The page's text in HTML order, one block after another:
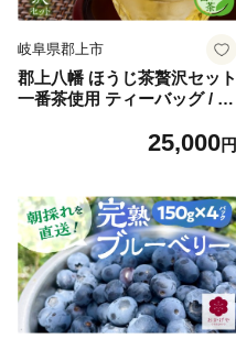
岐阜県郡上市
郡上八幡 ほうじ茶贅沢セット
一番茶使用 ティーバッグ / 水
25,000円